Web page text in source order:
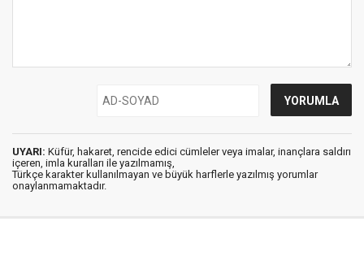
UYARI: Küfür, hakaret, rencide edici cümleler veya imalar, inançlara saldırı
içeren, imla kuralları ile yazılmamış,
Türkçe karakter kullanılmayan ve büyük harflerle yazılmış yorumlar
onaylanmamaktadır.